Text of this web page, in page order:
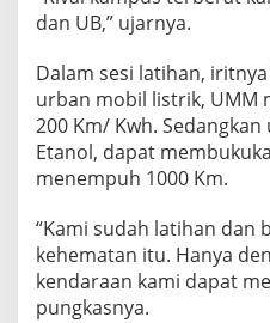
dan UB,” ujarnya.
Dalam sesi latihan,
urban mobil listrik, UMM
200 Km/ Kwh.
Etanol, dapat
menempuh 1000 Km.
“Kami sudah latihan dan
kehematan itu. Hanya
kendaraan kami dapat
pungkasnya.